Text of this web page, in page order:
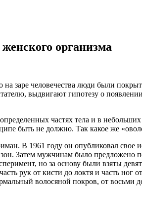
организма
заре человечества люди были
выдвигают гипотезу о
частях тела и в
быть не должно. Так какое же
В 1961 году он опубликовал свое
Затем мужчинам было предложено
но за основу были взяты
рук от кисти до локтя и часть
волосяной покров, от